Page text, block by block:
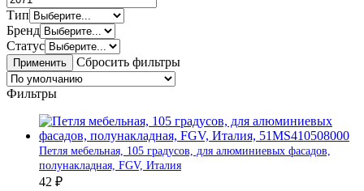
Тип
Бренд
Статус
Применить Сбросить фильтры
Фильтры
Петля мебельная, 105 градусов, для алюминиевых фасадов,
полунакладная, FGV, Италия
42 ₽